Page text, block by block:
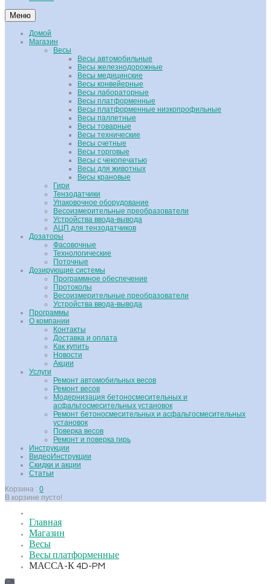
Меню
Домой
Магазин
Весы
Весы автомобильные
Весы железнодорожные
Весы медицинские
Весы конвейерные
Весы лабораторные
Весы платформенные
Весы платформенные низкопрофильные
Весы паллетные
Весы товарные
Весы технические
Весы счетные
Весы торговые
Весы с чекопечатью
Весы для животных
Весы крановые
Гири
Тензодатчики
Упаковочное оборудование
Весоизмерительные преобразователи
Устройства ввода-вывода
АЦП для тензодатчиков
Дозаторы
Фасовочные
Технологические
Поточные
Дозирующие системы
Программное обеспечение
Протоколы
Весоизмерительные преобразователи
Устройства ввода-вывода
Программы
О компании
Контакты
Доставка и оплата
Как купить
Новости
Акции
Услуги
Ремонт автомобильных весов
Ремонт весов
Модернизация бетоносмесительных и
асфальтосмесительных установок
Ремонт бетоносмесительных и асфальтосмесительных
установок
Поверка весов
Ремонт и поверка гирь
Инструкции
ВидеоИнструкции
Скидки и акции
Статьи
Корзина : 0
В корзине пусто!
Главная
Магазин
Весы
Весы платформенные
МАССА-К 4D-PM